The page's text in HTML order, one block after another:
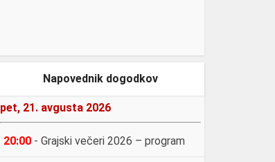
Napovednik dogodkov
pet, 21. avgusta 2026
20:00 - Grajski večeri 2026 – program